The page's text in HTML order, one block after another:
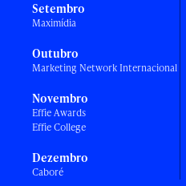
Setembro
Maximídia
Outubro
Marketing Network Internacional
Novembro
Effie Awards
Effie College
Dezembro
Caboré